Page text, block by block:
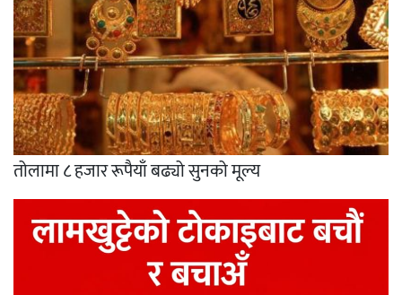
तोलामा ८ हजार रूपैयाँ बढ्यो सुनको मूल्य